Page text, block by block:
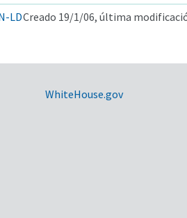
LDCreado 19/1/06, última
WhiteHouse.gov